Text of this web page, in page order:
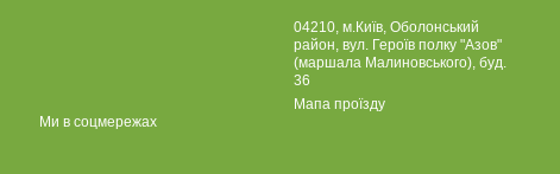
04210, м.Київ, Оболонський
район, вул. Героїв полку "Азов"
(маршала Малиновського), буд.
36
Мапа проїзду
Ми в соцмережах